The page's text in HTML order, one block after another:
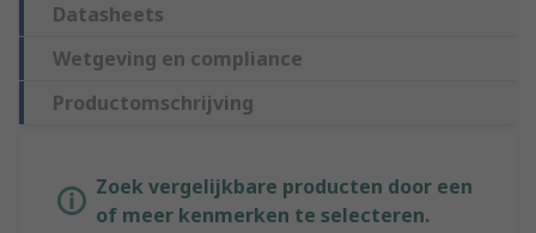
Datasheets
Wetgeving en compliance
Productomschrijving
Zoek vergelijkbare producten door een
of meer kenmerken te selecteren.